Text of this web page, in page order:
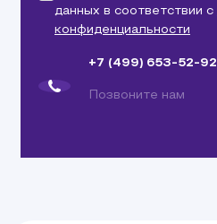
данных в соответствии с
конфиденциальности
+7 (499) 653-52-92
Позвоните нам